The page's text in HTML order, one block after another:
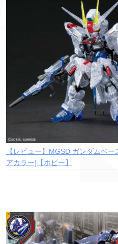
【レビュー】MGSD ガンダムベ
アカラー]【ホビー】